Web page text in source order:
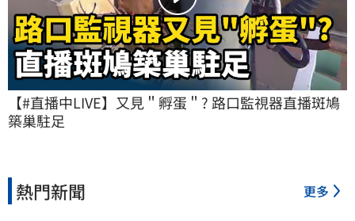
【#直播中LIVE】又見＂孵蛋＂? 路口監視器直播斑鳩
築巢駐足
熱門新聞 更多